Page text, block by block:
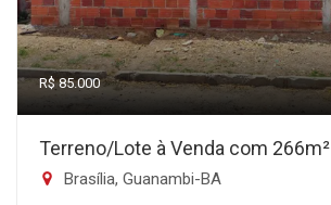
R$ 85.000
Terreno/Lote à Venda com 266m²
Brasília, Guanambi-BA